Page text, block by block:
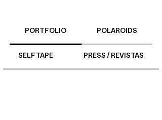
PORTFOLIO POLAROIDS
SELF TAPE PRESS / REVISTAS